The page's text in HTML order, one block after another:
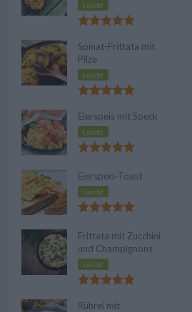
Leicht
Spinat-Frittata mit
Pilze
Leicht
Eierspeis mit Speck
Leicht
Eierspeis-Toast
Leicht
Frittata mit Zucchini
und Champignons
Leicht
Rührei mit